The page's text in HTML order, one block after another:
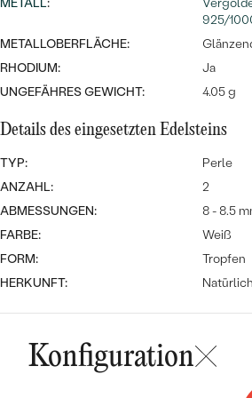
Eheringe
MIT EDELSTEIN
NACH MATERIAL
GOLD
PLATIN
EDELSTEINSCHMUCK
SCHMUCK MIT LAB
DIAMANTEN
PERLENSCHMUCK
PERSONALISIERT
SYMBOLISCH
NACH ANLASS
PREISWERTE
LUXURIÖSE
LUXURIÖSE
METALL:
925/
METALLOBERFLÄCHE:
RHODIUM:
Ja
UNGEFÄHRES GEWICHT:
4.05 g
Details des eingesetzten Edelsteins
TYP:
Perle
ANZAHL:
2
ABMESSUNGEN:
8 - 8.5
FARBE:
Weiß
FORM:
Tropfen
HERKUNFT:
Natürlich
Konfiguration